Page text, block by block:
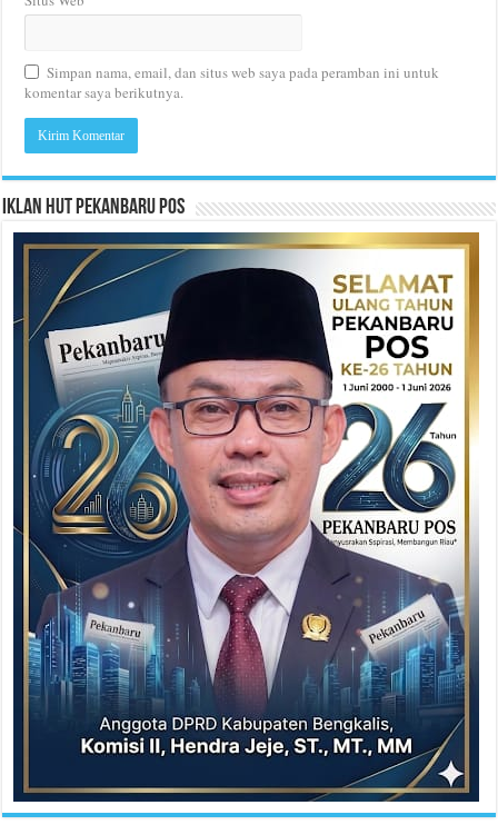
Simpan nama, email, dan situs web saya pada peramban ini untuk
komentar saya berikutnya.
Iklan HUT Pekanbaru Pos